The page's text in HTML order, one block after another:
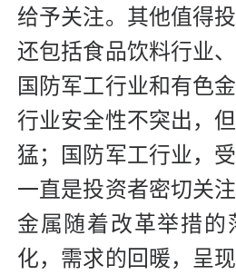
给予关注。其他值得
还包括食品饮料行业
国防军工行业和有色
行业安全性不突出，
猛；国防军工行业，
一直是投资者密切关
金属随着改革举措的
化，需求的回暖，呈